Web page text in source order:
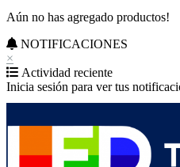
Aún no has agregado productos!
NOTIFICACIONES
×
Actividad reciente
Inicia sesión para ver tus